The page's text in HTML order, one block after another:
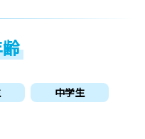
中学生